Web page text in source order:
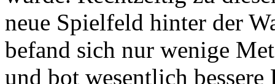
neue Spielfeld hinter der
befand sich nur wenige
und bot wesentlich